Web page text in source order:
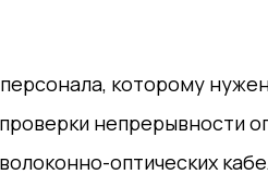
которому
непрерывности
оптических